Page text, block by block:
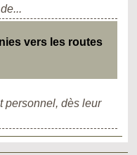
vers les routes
personnel, dès leur